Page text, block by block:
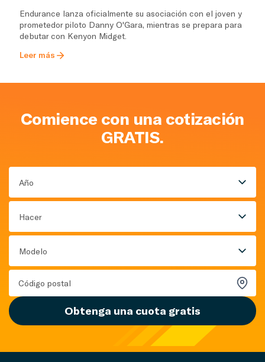
Endurance lanza oficialmente su asociación con el joven y
prometedor piloto Danny O'Gara, mientras se prepara para
debutar con Kenyon Midget.
Leer más
Comience con una cotización
GRATIS.
Año
Hacer
Modelo
Obtenga una cuota gratis